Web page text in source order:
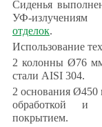
Сиденья
УФ-излучениям
отделок.
Использование
2 колонны Ø76
стали AISI 304.
2 основания Ø450
обработкой и
покрытием.